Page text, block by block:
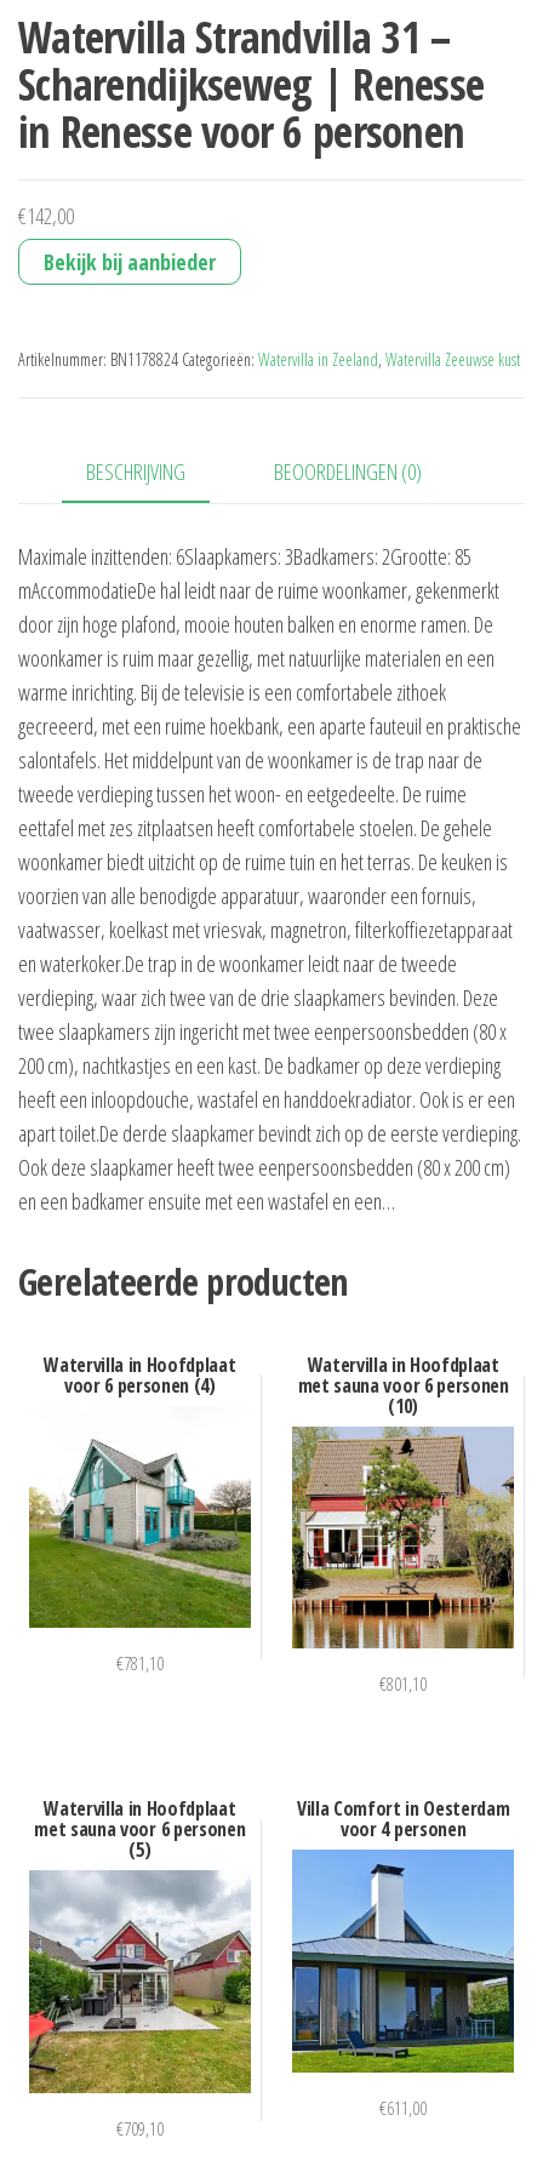
Watervilla Strandvilla 31 –
Scharendijkseweg | Renesse
in Renesse voor 6 personen
€142,00
Bekijk bij aanbieder
Artikelnummer: BN1178824 Categorieën: Watervilla in Zeeland, Watervilla Zeeuwse kust
BESCHRIJVING BEOORDELINGEN (0)
Maximale inzittenden: 6Slaapkamers: 3Badkamers: 2Grootte: 85
mAccommodatieDe hal leidt naar de ruime woonkamer, gekenmerkt
door zijn hoge plafond, mooie houten balken en enorme ramen. De
woonkamer is ruim maar gezellig, met natuurlijke materialen en een
warme inrichting. Bij de televisie is een comfortabele zithoek
gecreeerd, met een ruime hoekbank, een aparte fauteuil en praktische
salontafels. Het middelpunt van de woonkamer is de trap naar de
tweede verdieping tussen het woon- en eetgedeelte. De ruime
eettafel met zes zitplaatsen heeft comfortabele stoelen. De gehele
woonkamer biedt uitzicht op de ruime tuin en het terras. De keuken is
voorzien van alle benodigde apparatuur, waaronder een fornuis,
vaatwasser, koelkast met vriesvak, magnetron, filterkoffiezetapparaat
en waterkoker.De trap in de woonkamer leidt naar de tweede
verdieping, waar zich twee van de drie slaapkamers bevinden. Deze
twee slaapkamers zijn ingericht met twee eenpersoonsbedden (80 x
200 cm), nachtkastjes en een kast. De badkamer op deze verdieping
heeft een inloopdouche, wastafel en handdoekradiator. Ook is er een
apart toilet.De derde slaapkamer bevindt zich op de eerste verdieping.
Ook deze slaapkamer heeft twee eenpersoonsbedden (80 x 200 cm)
en een badkamer ensuite met een wastafel en een…
Gerelateerde producten
Watervilla in Hoofdplaat
voor 6 personen (4)
€781,10
Watervilla in Hoofdplaat
met sauna voor 6 personen
(10)
€801,10
Watervilla in Hoofdplaat
met sauna voor 6 personen
(5)
€709,10
Villa Comfort in Oesterdam
voor 4 personen
€611,00